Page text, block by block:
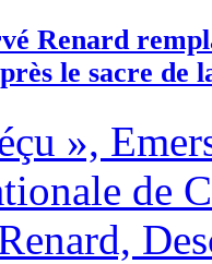
Renard
le sacre de
»,
de